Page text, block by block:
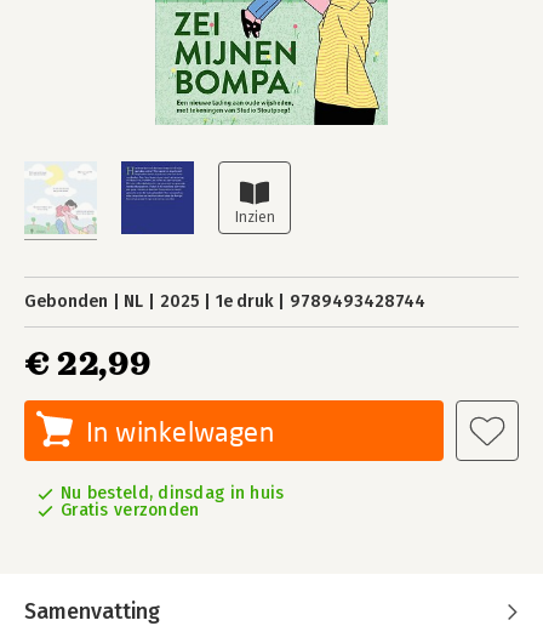
Gebonden NL 2025 1e druk 9789493428744
€ 22,99
In winkelwagen
Nu besteld, dinsdag in huis
Gratis verzonden
Samenvatting